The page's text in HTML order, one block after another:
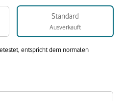
Standard
Ausverkauft
entspricht dem normalen